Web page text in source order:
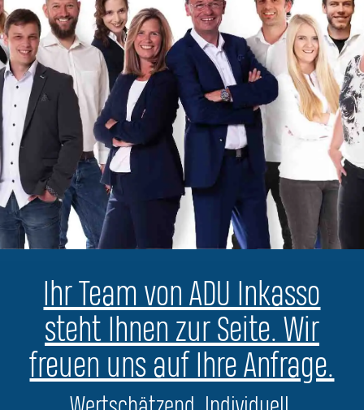
Ihr Team von ADU Inkasso
steht Ihnen zur Seite. Wir
freuen uns auf Ihre Anfrage.